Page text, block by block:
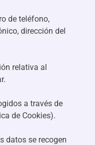
de teléfono,
dirección del
relativa al
a través de
de Cookies).
datos se recogen